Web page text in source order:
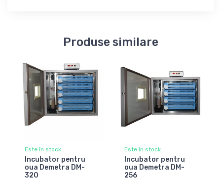
Produse similare
Este în stock
Incubator pentru
oua Demetra DM-
320
Este în stock
Incubator pentru
oua Demetra DM-
256